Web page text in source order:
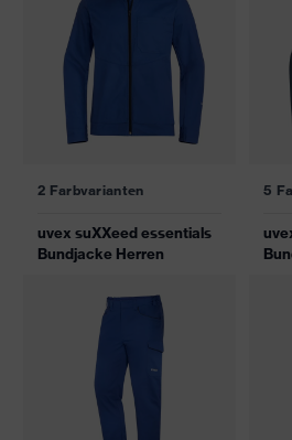
2 Farbvarianten
uvex suXXeed essentials
Bundjacke Herren
5